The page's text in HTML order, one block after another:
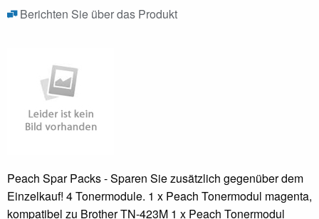
Berichten Sie über das Produkt
Peach Spar Packs - Sparen Sie zusätzlich gegenüber dem
Einzelkauf! 4 Tonermodule. 1 x Peach Tonermodul magenta,
kompatibel zu Brother TN-423M 1 x Peach Tonermodul